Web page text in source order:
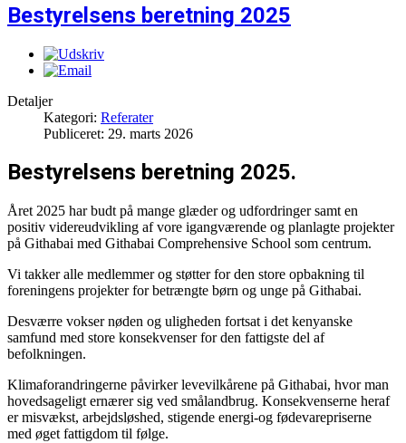
Bestyrelsens beretning 2025
Detaljer
Kategori: Referater
Publiceret: 29. marts 2026
Bestyrelsens beretning 2025.
Året 2025 har budt på mange glæder og udfordringer samt en
positiv videreudvikling af vore igangværende og planlagte projekter
på Githabai med Githabai Comprehensive School som centrum.
Vi takker alle medlemmer og støtter for den store opbakning til
foreningens projekter for betrængte børn og unge på Githabai.
Desværre vokser nøden og uligheden fortsat i det kenyanske
samfund med store konsekvenser for den fattigste del af
befolkningen.
Klimaforandringerne påvirker levevilkårene på Githabai, hvor man
hovedsageligt ernærer sig ved smålandbrug. Konsekvenserne heraf
er misvækst, arbejdsløshed, stigende energi-og fødevarepriserne
med øget fattigdom til følge.